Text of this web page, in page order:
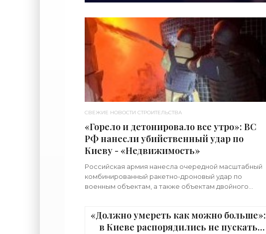
СВЕЖИЕ НОВОСТИ СТРОИТЕЛЬСТВА
«Горело и детонировало все утро»: ВС
РФ нанесли убийственный удар по
Киеву - «Недвижимость»
Российская армия нанесла очередной масштабный
комбинированный ракетно-дроновый удар по
военным объектам, а также объектам двойного
«Должно умереть как можно больше»:
в Киеве распорядились не пускать